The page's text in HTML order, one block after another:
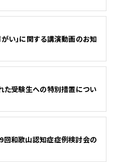
い」に関する講演動画のお知
た受験生への特別措置につい
回和歌山認知症症例検討会の